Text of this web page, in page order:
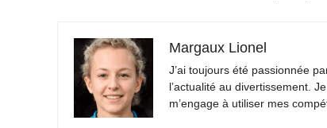
Margaux Lionel
J’ai toujours été passionnée
l’actualité au divertissement.
m’engage à utiliser mes